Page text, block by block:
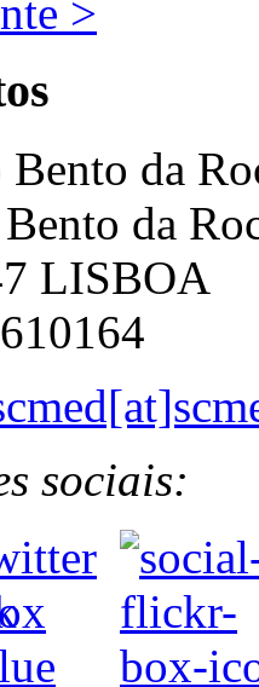
>
da
da
LISBOA
sociais: